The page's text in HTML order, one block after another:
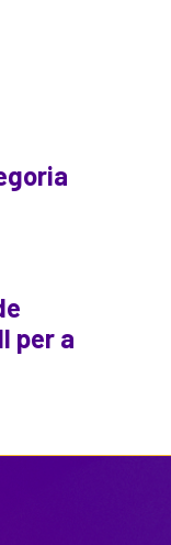
per a